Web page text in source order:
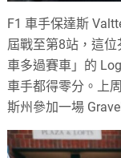
F1 車手保達斯
屆戰至第8站，這
車多過賽車」的
車手都得零分。上
斯州參加一場